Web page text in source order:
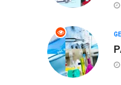
Müzik
Mobilya